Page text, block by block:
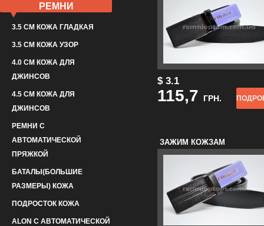
РЕМНИ
3.5 СМ КОЖА ГЛАДКАЯ
3.5 СМ КОЖА УЗОР
4.0 СМ КОЖА ДЛЯ
ДЖИНСОВ
4.5 СМ КОЖА ДЛЯ
ДЖИНСОВ
РЕМНИ С
АВТОМАТИЧЕСКОЙ
ПРЯЖКОЙ
БАТАЛЫ(БОЛЬШИЕ
РАЗМЕРЫ) КОЖА
ПОДРОСТОК КОЖА
ALON С АВТОМАТИЧЕСКОЙ
$ 3.1
115,7 ГРН.
ЗАЖИМ КОЖЗАМ
УЗОР